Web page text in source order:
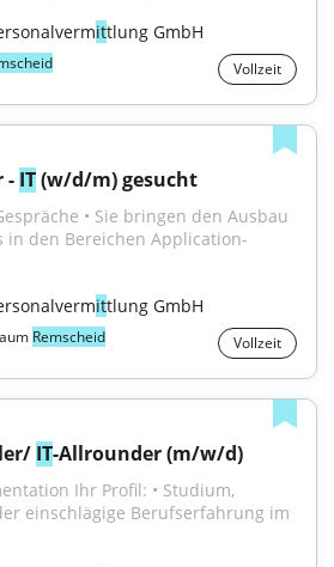
ittlung GmbH
Vollzeit
- IT (w/d/m) gesucht
• Sie bringen den Ausbau
in den Bereichen Application-
ittlung GmbH
Remscheid Vollzeit
IT-Allrounder (m/w/d)
Ihr Profil: • Studium,
einschlägige Berufserfahrung im